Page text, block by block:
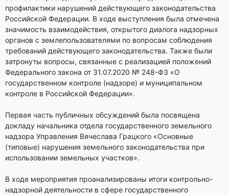
профилактики нарушений действующего законодательства
Российской Федерации. В ходе выступления была отмечена
значимость взаимодействия, открытого диалога надзорных
органов с землепользователями по вопросам соблюдения
требований действующего законодательства. Также были
затронуты вопросы, связанные с реализацией положений
Федерального закона от 31.07.2020 № 248-ФЗ «О
государственном контроле (надзоре) и муниципальном
контроле в Российской Федерации».
Первая часть публичных обсуждений была посвящена
докладу начальника отдела государственного земельного
надзора Управления Вячеслава Грацкого «Основные
(типовые) нарушения земельного законодательства при
использовании земельных участков».
В ходе мероприятия проанализированы итоги контрольно-
надзорной деятельности в сфере государственного